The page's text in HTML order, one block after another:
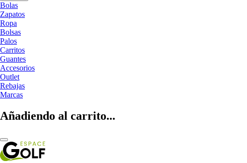
Bolas
Zapatos
Ropa
Bolsas
Palos
Carritos
Guantes
Accesorios
Outlet
Rebajas
Marcas
Añadiendo al carrito...